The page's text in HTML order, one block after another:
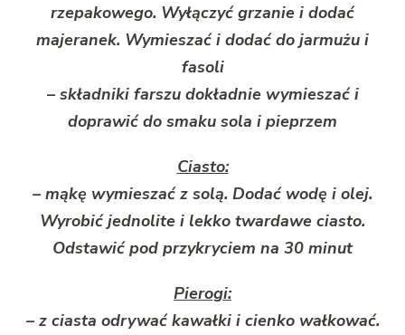
rzepakowego. Wyłączyć grzanie i dodać
majeranek. Wymieszać i dodać do jarmużu i
fasoli
– składniki farszu dokładnie wymieszać i
doprawić do smaku sola i pieprzem
Ciasto:
– mąkę wymieszać z solą. Dodać wodę i olej.
Wyrobić jednolite i lekko twardawe ciasto.
Odstawić pod przykryciem na 30 minut
Pierogi:
– z ciasta odrywać kawałki i cienko wałkować.